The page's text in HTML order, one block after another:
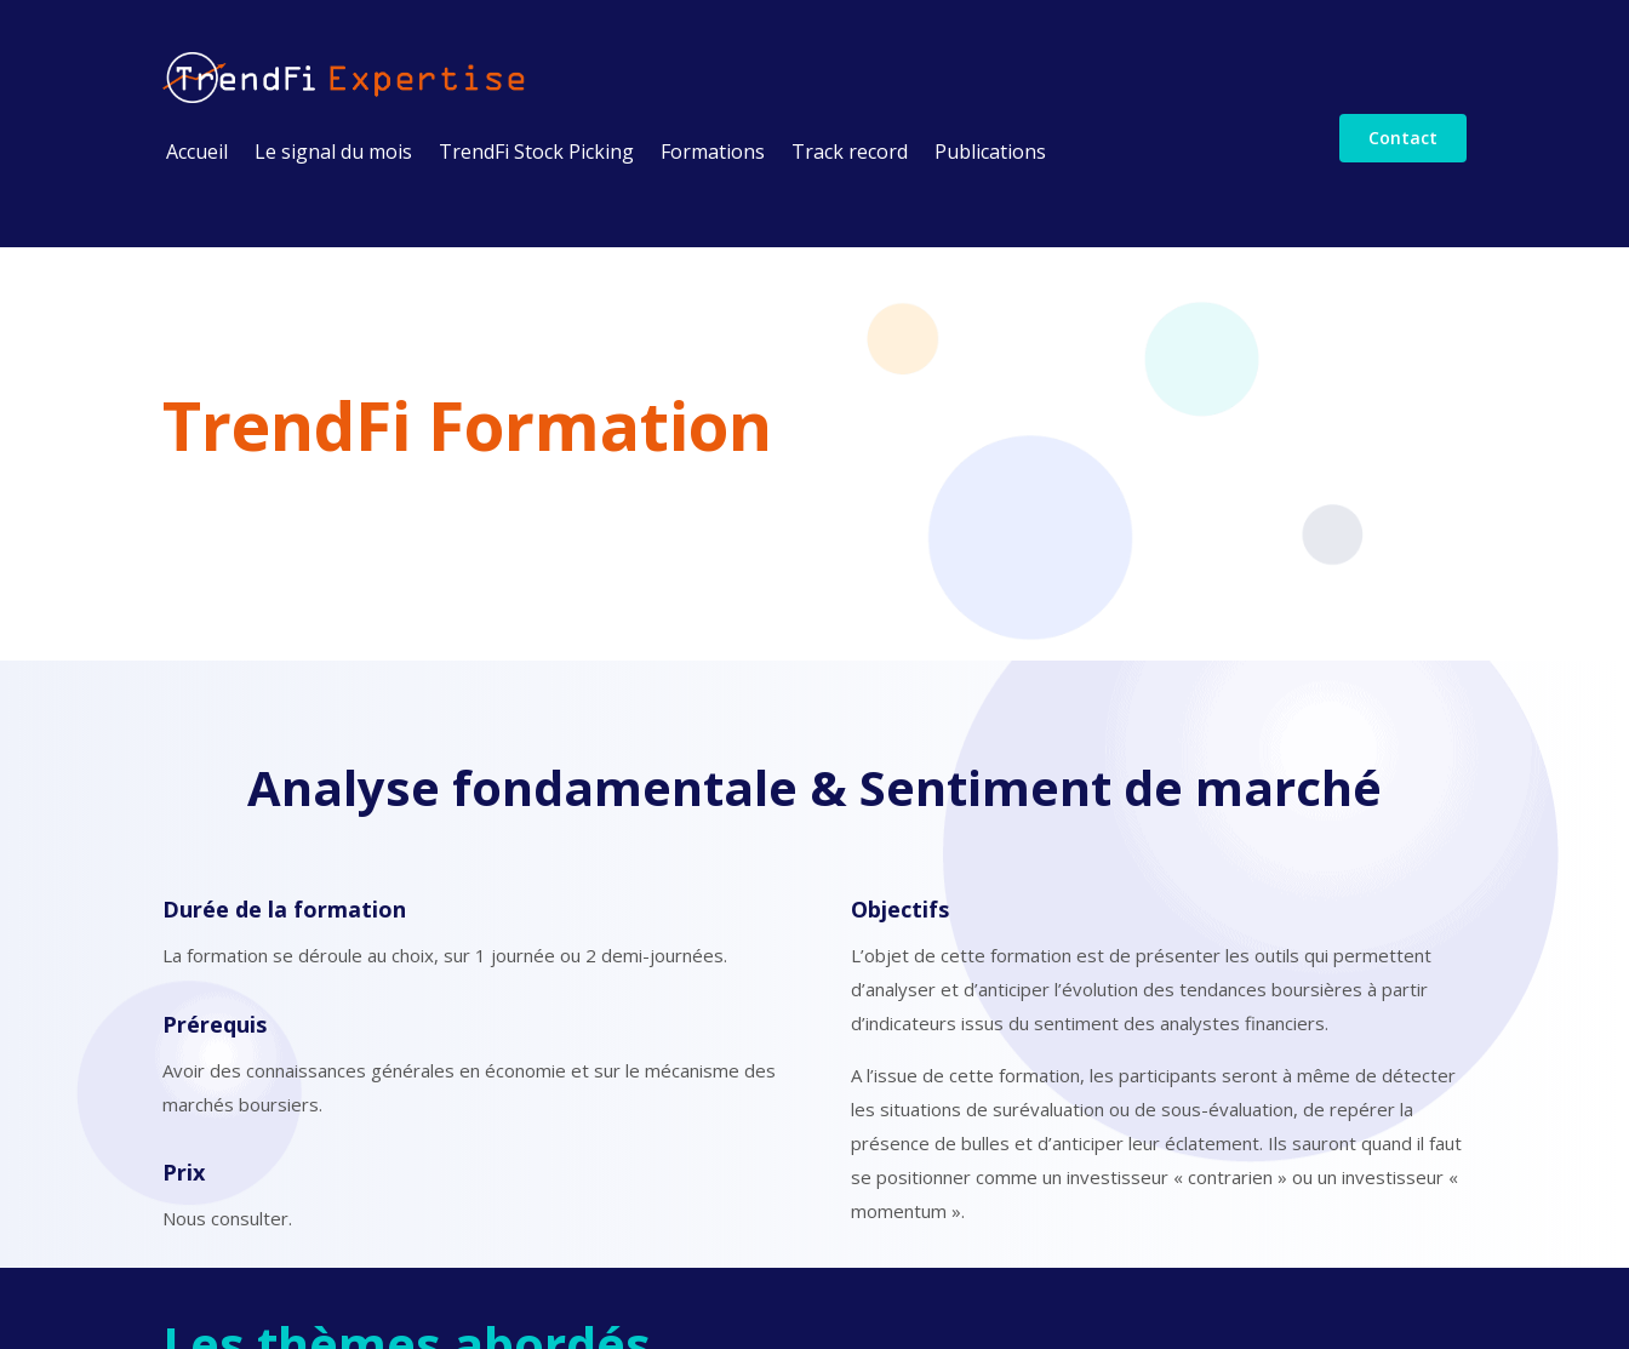
Accueil Le signal du mois TrendFi Stock Picking Formations Track record Publications
Contact
TrendFi Formation
Analyse fondamentale & Sentiment de marché
Durée de la formation
La formation se déroule au choix, sur 1 journée ou 2 demi-journées.
Prérequis
Avoir des connaissances générales en économie et sur le mécanisme des
marchés boursiers.
Prix
Nous consulter.
Objectifs
L’objet de cette formation est de présenter les outils qui permettent
d’analyser et d’anticiper l’évolution des tendances boursières à partir
d’indicateurs issus du sentiment des analystes financiers.
A l’issue de cette formation, les participants seront à même de détecter
les situations de surévaluation ou de sous-évaluation, de repérer la
présence de bulles et d’anticiper leur éclatement. Ils sauront quand il faut
se positionner comme un investisseur « contrarien » ou un investisseur «
momentum ».